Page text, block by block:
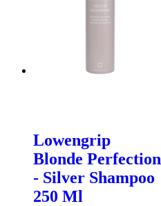
Lowengrip
Blonde Perfection
- Silver Shampoo
250 Ml